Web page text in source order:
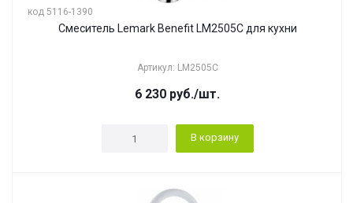
код 5116-1390
Смеситель Lemark Benefit LM2505C для кухни
Артикул: LM2505C
6 230 руб./шт.
В корзину